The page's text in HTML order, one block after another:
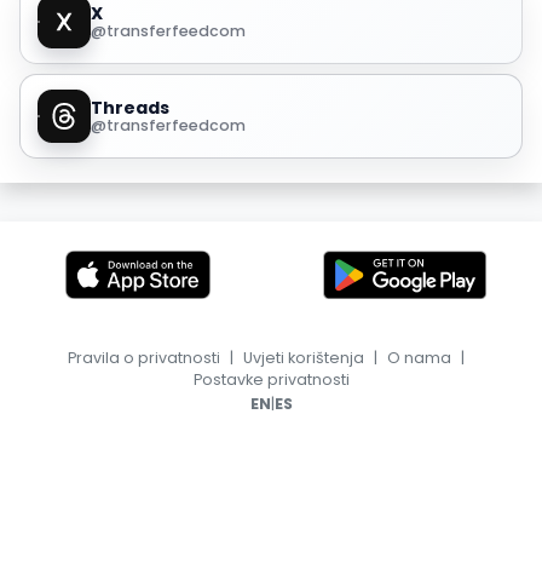
X
@transferfeedcom
Threads
@transferfeedcom
Pravila o privatnosti | Uvjeti korištenja | O nama |
Postavke privatnosti
EN|ES